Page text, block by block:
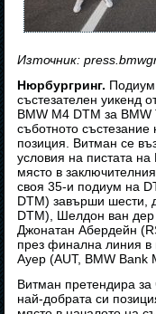
Източник:
Нюрбургринг.
състезателен уикенд
BMW M4 DTM за
съботното
позиция. Витман се
условия на пистата
място в
своя 35-и подиум на
DTM) завърши шести,
DTM), Шелдон ван
Джонатан Абердейн
през финална линия в
Ауер (AUT, BMW Bank
Витман претендира за
най-добрата си